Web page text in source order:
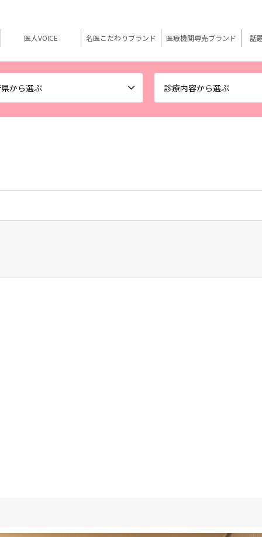
から選ぶ 診療内容から選ぶ
医人VOICE 名医こだわりブランド 医療機関専売ブランド 話